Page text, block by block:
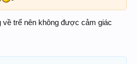
về trể nên không được cảm giác